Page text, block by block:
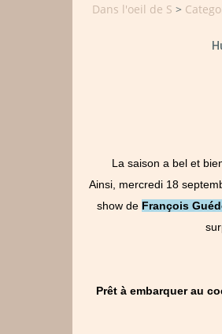
Dans l'oeil de S >
La saison a bel et
Ainsi, mercredi 18
show de François
Prêt à embarquer au